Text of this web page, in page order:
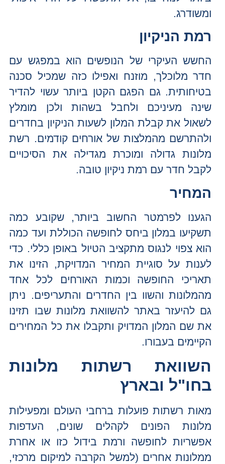
ומשודרג.
רמת הניקיון
החשש העיקרי של הנופשים הוא במפגש עם
חדר מלוכלך, מוזנח ואפילו כזה שמכיל סכנה
בטיחותית. גם הפגם הקטן ביותר עשוי להדיר
שינה מעיניכם ולחבל בשהות ולכן מומלץ
לשאול את קבלת המלון לשעות הניקיון בחדרים
ולהתרשם מהמלצות של אורחים קודמים. רשת
מלונות גדולה ומוכרת מגדילה את הסיכויים
לקבל חדר עם רמת ניקיון טובה.
המחיר
הגענו לפרמטר החשוב ביותר, שקובע כמה
תשקיעו במלון ביחס לחופשה הכוללת ועד כמה
הוא צפוי לנגוס מתקציב הטיול באופן כללי. כדי
לענות על סוגיית המחיר המדויקת, הזינו את
תאריכי החופשה וכמות האורחים לכל אחד
מהמלונות והשוו בין החדרים והתעריפים. ניתן
גם להיעזר באתר להשוואת מלונות שבו תזינו
את שם המלון המדויק ותקבלו את כל המחירים
הקיימים בעבורו.
השוואת רשתות מלונות
בחו"ל ובארץ
מאות רשתות פועלות ברחבי העולם ומפעילות
מלונות הפונים לקהלים שונים, העדפות
אפשריות לחופשה ורמת בידול כזו או אחרת
ממלונות אחרים (למשל הקרבה למיקום מרכזי,